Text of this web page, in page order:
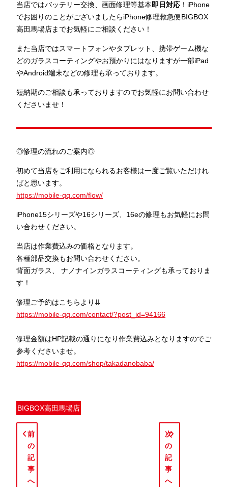
当店ではバッテリー交換、画面修理等基本即日対応 ！iPhone
でお困りのことがございましたらiPhone修理救急便BIGBOX
高田馬場店までお気軽にご相談ください！
また当店ではスマートフォンやタブレット、携帯ゲーム機な
どのガラスコーティングやお預かりにはなりますが一部iPad
やAndroid端末などの修理も承っております。
短納期のご相談も承っておりますのでお気軽にお問い合わせ
くださいませ！
◎修理の流れのご案内◎
初めて当店をご利用になられるお客様は一度ご覧いただけれ
ばと思います。
https://mobile-qq.com/flow/
iPhone15シリーズや16シリーズ、16eの修理もお気軽にお問
い合わせください。
当店は作業費込みの価格となります。
各種部品交換もお問い合わせください。
背面ガラス、 ナノナインガラスコーティングも承っておりま
す！
修理ご予約はこちらより⇊
https://mobile-qq.com/contact/?post_id=94166
修理金額はHP記載の通りになり作業費込みとなりますのでご
参考くださいませ。
https://mobile-qq.com/shop/takadanobaba/
BIGBOX高田馬場店
前
の
記
事
へ
次
の
記
事
へ